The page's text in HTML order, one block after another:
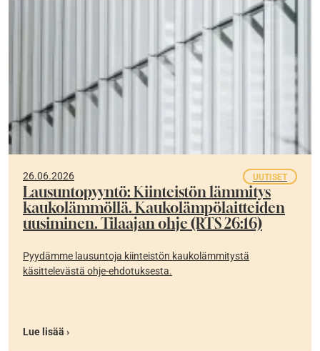
26.06.2026 UUTISET
Lausuntopyyntö: Kiinteistön lämmitys
kaukolämmöllä. Kaukolämpölaitteiden
uusiminen. Tilaajan ohje (RTS 26:16)
Pyydämme lausuntoja kiinteistön kaukolämmitystä
käsittelevästä ohje-ehdotuksesta.
Lue lisää ›